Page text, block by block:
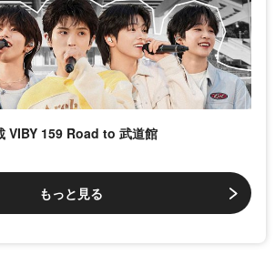
VIBY 159 Road to 武道館
もっと見る